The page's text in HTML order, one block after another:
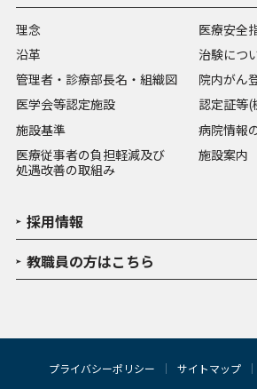
理念
沿革
管理者・診療部長名・組織図
医学会等認定施設
施設基準
医療従事者の負担軽減及び
処遇改善の取組み
医療安全
治験につ
院内がん
認定証等(
病院情報
施設案内
採用情報
教職員の方はこちら
プライバシーポリシー サイトマップ